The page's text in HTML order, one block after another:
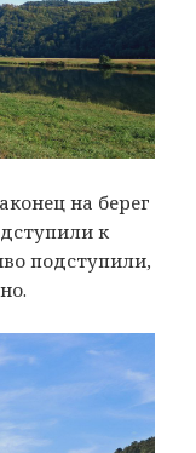
на берег
к
подступили,